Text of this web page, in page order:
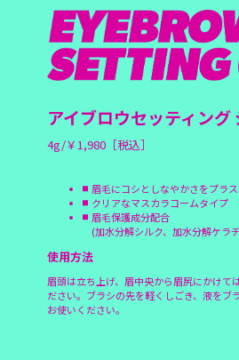
アイブロウセッティング
4g/￥1,980［税込］
眉毛にコシとしなやかさをプラス
クリアなマスカラコームタイプ
眉毛保護成分配合
(加水分解シルク、加水分解ケラ
使用方法
眉頭は立ち上げ、眉中央から眉尻にかけて
ださい。ブラシの先を軽くしごき、液をブ
お使いください。